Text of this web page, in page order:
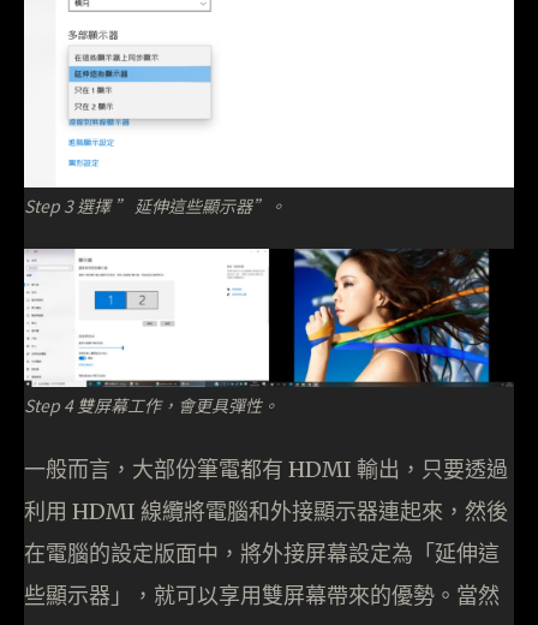
Step 3 選擇 ” 延伸這些顯示器”。
Step 4 雙屏幕工作，會更具彈性。
一般而言，大部份筆電都有 HDMI 輸出，只要透過
利用 HDMI 線纜將電腦和外接顯示器連起來，然後
在電腦的設定版面中，將外接屏幕設定為「延伸這
些顯示器」，就可以享用雙屏幕帶來的優勢。當然